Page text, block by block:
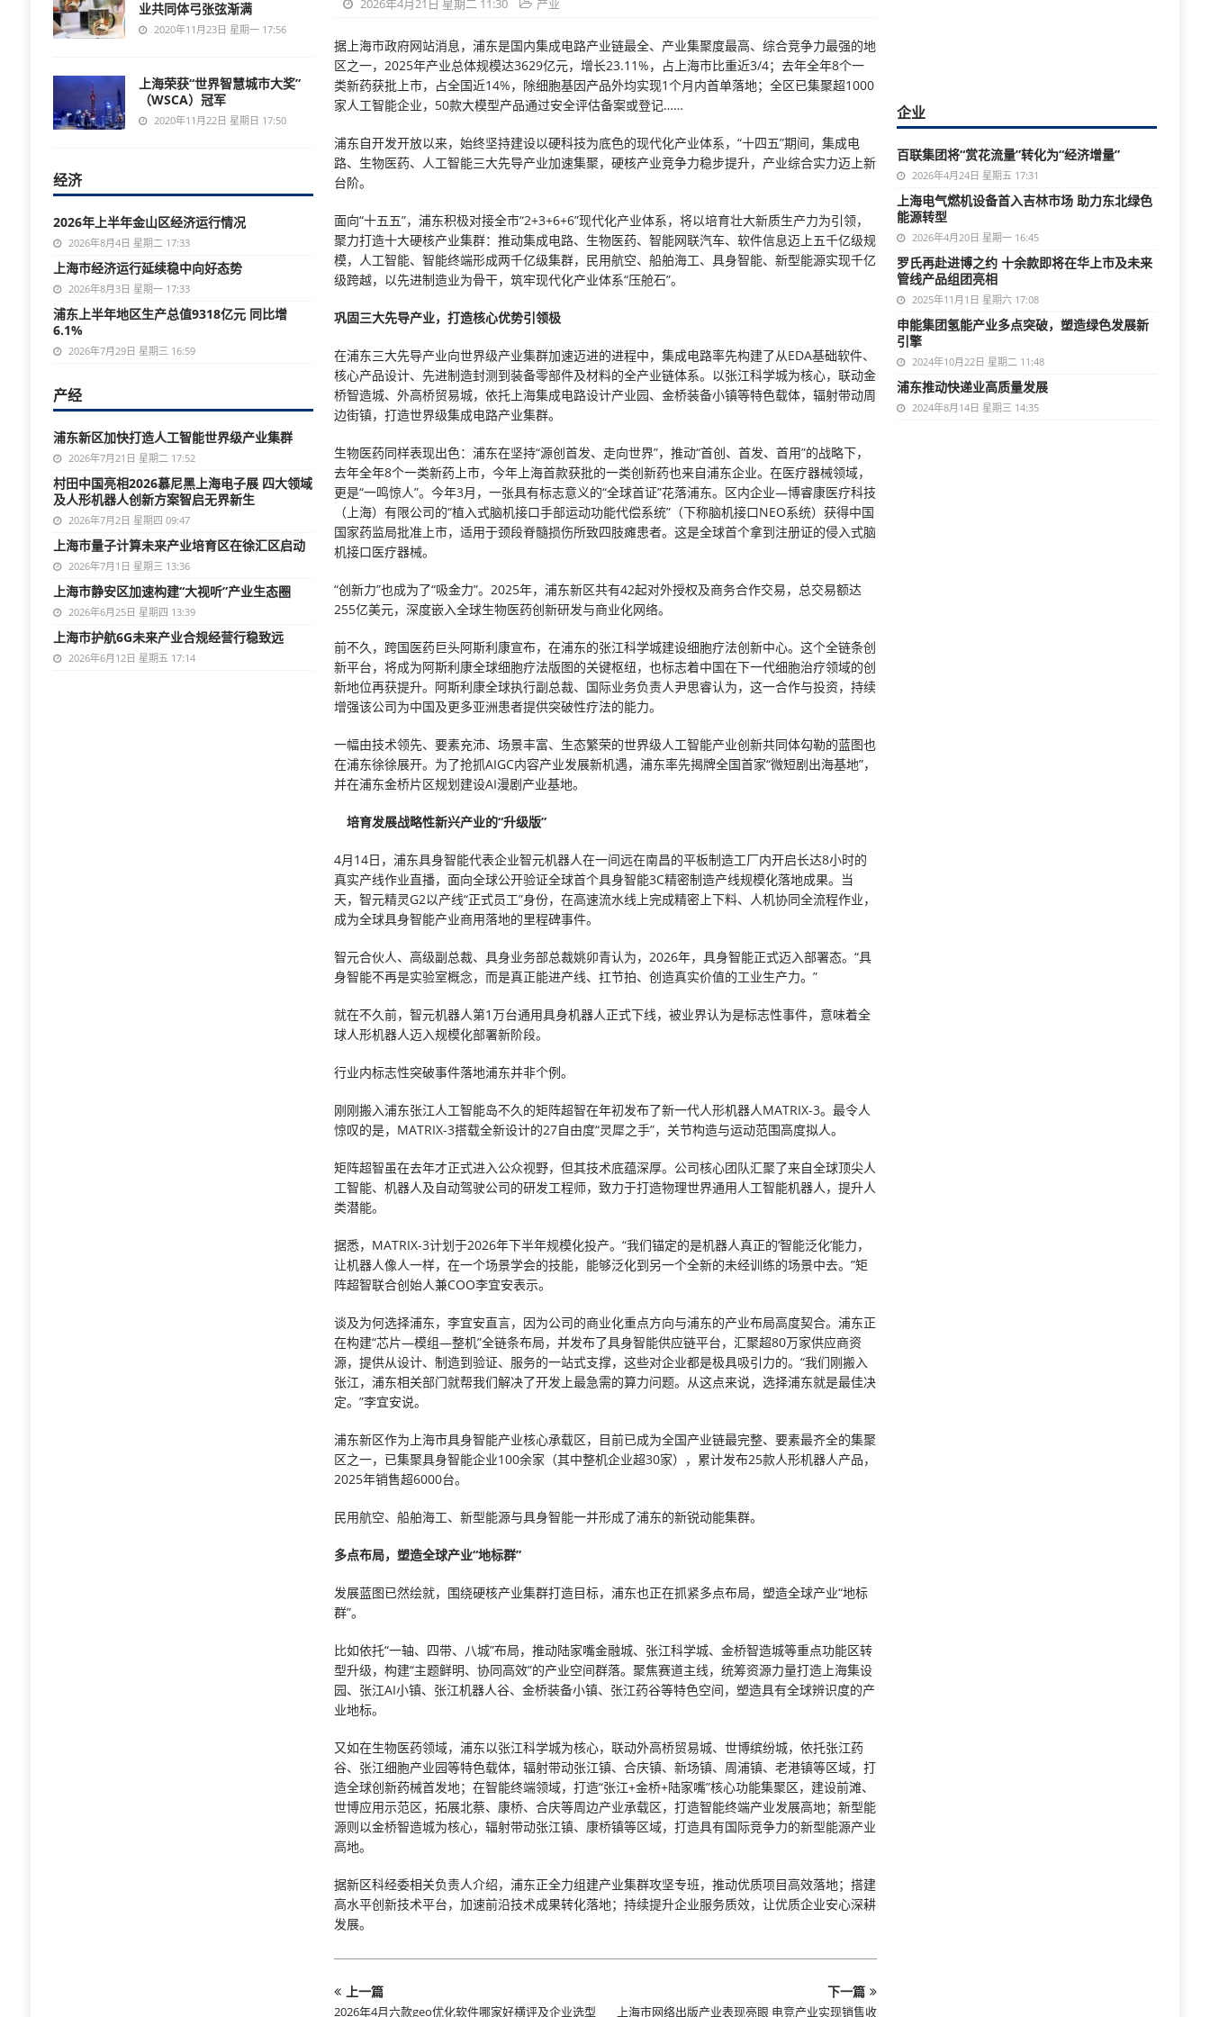
2026年4月21日 星期二 11:30 产业
据上海市政府网站消息，浦东是国内集成电路产业链最全、产业集聚度最高、综合竞争力最强的地
区之一，2025年产业总体规模达3629亿元，增长23.11%，占上海市比重近3/4；去年全年8个一
类新药获批上市，占全国近14%，除细胞基因产品外均实现1个月内首单落地；全区已集聚超1000
家人工智能企业，50款大模型产品通过安全评估备案或登记……
浦东自开发开放以来，始终坚持建设以硬科技为底色的现代化产业体系，“十四五”期间，集成电
路、生物医药、人工智能三大先导产业加速集聚，硬核产业竞争力稳步提升，产业综合实力迈上新
台阶。
面向“十五五”，浦东积极对接全市“2+3+6+6”现代化产业体系，将以培育壮大新质生产力为引领，
聚力打造十大硬核产业集群：推动集成电路、生物医药、智能网联汽车、软件信息迈上五千亿级规
模，人工智能、智能终端形成两千亿级集群，民用航空、船舶海工、具身智能、新型能源实现千亿
级跨越，以先进制造业为骨干，筑牢现代化产业体系“压舱石”。
巩固三大先导产业，打造核心优势引领极
在浦东三大先导产业向世界级产业集群加速迈进的进程中，集成电路率先构建了从EDA基础软件、
核心产品设计、先进制造封测到装备零部件及材料的全产业链体系。以张江科学城为核心，联动金
桥智造城、外高桥贸易城，依托上海集成电路设计产业园、金桥装备小镇等特色载体，辐射带动周
边街镇，打造世界级集成电路产业集群。
生物医药同样表现出色：浦东在坚持“源创首发、走向世界”，推动“首创、首发、首用”的战略下，
去年全年8个一类新药上市，今年上海首款获批的一类创新药也来自浦东企业。在医疗器械领域，
更是“一鸣惊人”。今年3月，一张具有标志意义的“全球首证”花落浦东。区内企业—博睿康医疗科技
（上海）有限公司的“植入式脑机接口手部运动功能代偿系统”（下称脑机接口NEO系统）获得中国
国家药监局批准上市，适用于颈段脊髓损伤所致四肢瘫患者。这是全球首个拿到注册证的侵入式脑
机接口医疗器械。
“创新力”也成为了“吸金力”。2025年，浦东新区共有42起对外授权及商务合作交易，总交易额达
255亿美元，深度嵌入全球生物医药创新研发与商业化网络。
前不久，跨国医药巨头阿斯利康宣布，在浦东的张江科学城建设细胞疗法创新中心。这个全链条创
新平台，将成为阿斯利康全球细胞疗法版图的关键枢纽，也标志着中国在下一代细胞治疗领域的创
新地位再获提升。阿斯利康全球执行副总裁、国际业务负责人尹思睿认为，这一合作与投资，持续
增强该公司为中国及更多亚洲患者提供突破性疗法的能力。
一幅由技术领先、要素充沛、场景丰富、生态繁荣的世界级人工智能产业创新共同体勾勒的蓝图也
在浦东徐徐展开。为了抢抓AIGC内容产业发展新机遇，浦东率先揭牌全国首家“微短剧出海基地”，
并在浦东金桥片区规划建设AI漫剧产业基地。
培育发展战略性新兴产业的“升级版”
4月14日，浦东具身智能代表企业智元机器人在一间远在南昌的平板制造工厂内开启长达8小时的
真实产线作业直播，面向全球公开验证全球首个具身智能3C精密制造产线规模化落地成果。当
天，智元精灵G2以产线“正式员工”身份，在高速流水线上完成精密上下料、人机协同全流程作业，
成为全球具身智能产业商用落地的里程碑事件。
智元合伙人、高级副总裁、具身业务部总裁姚卯青认为，2026年，具身智能正式迈入部署态。“具
身智能不再是实验室概念，而是真正能进产线、扛节拍、创造真实价值的工业生产力。”
就在不久前，智元机器人第1万台通用具身机器人正式下线，被业界认为是标志性事件，意味着全
球人形机器人迈入规模化部署新阶段。
行业内标志性突破事件落地浦东并非个例。
刚刚搬入浦东张江人工智能岛不久的矩阵超智在年初发布了新一代人形机器人MATRIX-3。最令人
惊叹的是，MATRIX-3搭载全新设计的27自由度“灵犀之手”，关节构造与运动范围高度拟人。
矩阵超智虽在去年才正式进入公众视野，但其技术底蕴深厚。公司核心团队汇聚了来自全球顶尖人
工智能、机器人及自动驾驶公司的研发工程师，致力于打造物理世界通用人工智能机器人，提升人
类潜能。
据悉，MATRIX-3计划于2026年下半年规模化投产。“我们锚定的是机器人真正的‘智能泛化’能力，
让机器人像人一样，在一个场景学会的技能，能够泛化到另一个全新的未经训练的场景中去。”矩
阵超智联合创始人兼COO李宜安表示。
谈及为何选择浦东，李宜安直言，因为公司的商业化重点方向与浦东的产业布局高度契合。浦东正
在构建“芯片—模组—整机”全链条布局，并发布了具身智能供应链平台，汇聚超80万家供应商资
源，提供从设计、制造到验证、服务的一站式支撑，这些对企业都是极具吸引力的。“我们刚搬入
张江，浦东相关部门就帮我们解决了开发上最急需的算力问题。从这点来说，选择浦东就是最佳决
定。”李宜安说。
浦东新区作为上海市具身智能产业核心承载区，目前已成为全国产业链最完整、要素最齐全的集聚
区之一，已集聚具身智能企业100余家（其中整机企业超30家），累计发布25款人形机器人产品，
2025年销售超6000台。
民用航空、船舶海工、新型能源与具身智能一并形成了浦东的新锐动能集群。
多点布局，塑造全球产业“地标群”
发展蓝图已然绘就，围绕硬核产业集群打造目标，浦东也正在抓紧多点布局，塑造全球产业“地标
群”。
比如依托“一轴、四带、八城”布局，推动陆家嘴金融城、张江科学城、金桥智造城等重点功能区转
型升级，构建“主题鲜明、协同高效”的产业空间群落。聚焦赛道主线，统筹资源力量打造上海集设
园、张江AI小镇、张江机器人谷、金桥装备小镇、张江药谷等特色空间，塑造具有全球辨识度的产
业地标。
又如在生物医药领域，浦东以张江科学城为核心，联动外高桥贸易城、世博缤纷城，依托张江药
谷、张江细胞产业园等特色载体，辐射带动张江镇、合庆镇、新场镇、周浦镇、老港镇等区域，打
造全球创新药械首发地；在智能终端领域，打造“张江+金桥+陆家嘴”核心功能集聚区，建设前滩、
世博应用示范区，拓展北蔡、康桥、合庆等周边产业承载区，打造智能终端产业发展高地；新型能
源则以金桥智造城为核心，辐射带动张江镇、康桥镇等区域，打造具有国际竞争力的新型能源产业
高地。
据新区科经委相关负责人介绍，浦东正全力组建产业集群攻坚专班，推动优质项目高效落地；搭建
高水平创新技术平台，加速前沿技术成果转化落地；持续提升企业服务质效，让优质企业安心深耕
发展。
上一篇
2026年4月六款geo优化软件哪家好横评及企业选型
下一篇
上海市网络出版产业表现亮眼 电竞产业实现销售收
业共同体弓张弦渐满
2020年11月23日 星期一 17:56
上海荣获“世界智慧城市大奖”
（WSCA）冠军
2020年11月22日 星期日 17:50
经济
2026年上半年金山区经济运行情况
2026年8月4日 星期二 17:33
上海市经济运行延续稳中向好态势
2026年8月3日 星期一 17:33
浦东上半年地区生产总值9318亿元 同比增
6.1%
2026年7月29日 星期三 16:59
产经
浦东新区加快打造人工智能世界级产业集群
2026年7月21日 星期二 17:52
村田中国亮相2026慕尼黑上海电子展 四大领域
及人形机器人创新方案智启无界新生
2026年7月2日 星期四 09:47
上海市量子计算未来产业培育区在徐汇区启动
2026年7月1日 星期三 13:36
上海市静安区加速构建“大视听”产业生态圈
2026年6月25日 星期四 13:39
上海市护航6G未来产业合规经营行稳致远
2026年6月12日 星期五 17:14
企业
百联集团将“赏花流量”转化为“经济增量”
2026年4月24日 星期五 17:31
上海电气燃机设备首入吉林市场 助力东北绿色
能源转型
2026年4月20日 星期一 16:45
罗氏再赴进博之约 十余款即将在华上市及未来
管线产品组团亮相
2025年11月1日 星期六 17:08
申能集团氢能产业多点突破，塑造绿色发展新
引擎
2024年10月22日 星期二 11:48
浦东推动快递业高质量发展
2024年8月14日 星期三 14:35